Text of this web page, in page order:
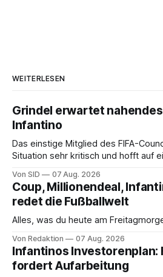
WEITERLESEN
Grindel erwartet nahendes
Infantino
Das einstige Mitglied des FIFA-
Situation sehr kritisch und hofft auf
Von SID 07 Aug. 2026
Coup, Millionendeal,
redet die Fußballwelt
Alles, was du heute am
Von Redaktion 07 Aug. 2026
Infantinos Investorenplan:
fordert Aufarbeitung